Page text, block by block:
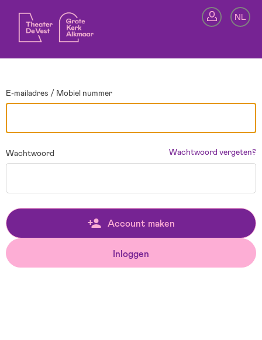
NL
E-mailadres / Mobiel nummer
Wachtwoord Wachtwoord vergeten?
Account maken
Inloggen